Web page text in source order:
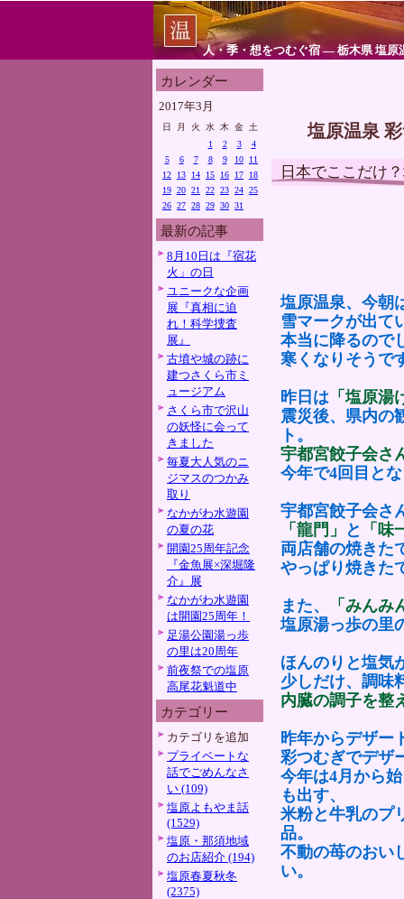
人・季・想をつむぐ宿 ― 栃木県 塩原
カレンダー
2017年3月
日 月 火 水 木 金
土
1
2 3
4
5
6 7 8 9 10
11
12
13 14 15 16 17
18
19 20 21 22 23 24 25
26 27 28 29 30 31
最新の記事
8月10日は『宿花
火」の日
ユニークな企画
展『真相に迫
れ！科学捜査
展』
古墳や城の跡に
建つさくら市ミ
ュージアム
さくら市で沢山
の妖怪に会って
きました
毎夏大人気のニ
ジマスのつかみ
取り
なかがわ水遊園
の夏の花
開園25周年記念
『金魚展×深堀隆
介』展
なかがわ水遊園
は開園25周年！
足湯公園湯っ歩
の里は20周年
前夜祭での塩原
高尾花魁道中
カテゴリー
カテゴリを追加
プライベートな
話でごめんなさ
い (109)
塩原よもやま話
(1529)
塩原・那須地域
のお店紹介 (194)
塩原春夏秋冬
(2375)
塩原温泉
日本でここだけ
塩原温泉、今朝
雪マークが出て
本当に降るので
寒くなりそうで
昨日は 「塩原
震災後、県内の
ト。
宇都宮餃子会さ
今年で4回目と
宇都宮餃子会さ
「龍門」
と
「味
両店舗の焼きた
やっぱり焼きた
また、
「みんみ
塩原湯っ歩の里
ほんのりと塩気
少しだけ、調味
内臓の調子を整
昨年からデザー
彩つむぎでデザ
今年は4月から
も出す、
米粉と牛乳のプ
品。
不動の苺のおい
い。